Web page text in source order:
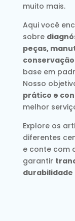
muito mais.
Aqui você
sobre
peças,
base em
Nosso
prático e
melhor
Explore os
diferentes
e conte com
garantir
durabilidade